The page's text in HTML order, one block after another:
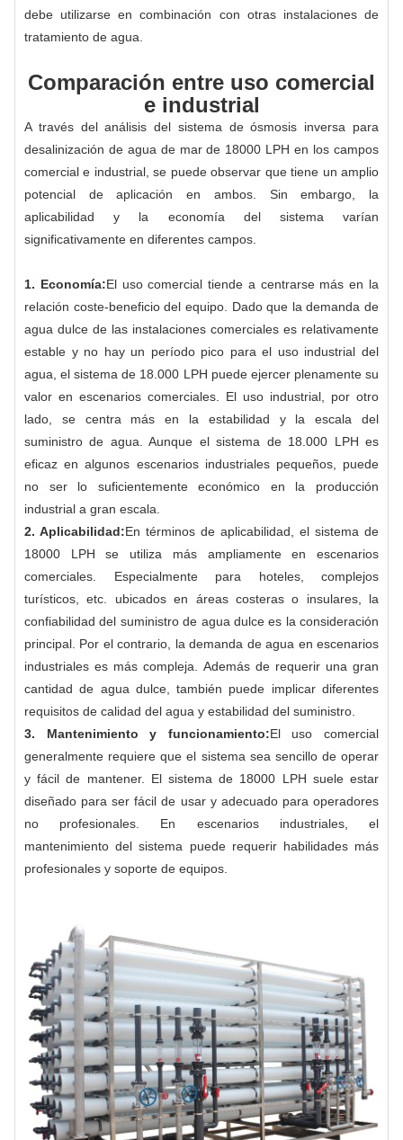
debe utilizarse en combinación con otras instalaciones de
tratamiento de agua.
Comparación entre uso comercial
e industrial
A través del análisis del sistema de ósmosis inversa para
desalinización de agua de mar de 18000 LPH en los campos
comercial e industrial, se puede observar que tiene un amplio
potencial de aplicación en ambos. Sin embargo, la
aplicabilidad y la economía del sistema varían
significativamente en diferentes campos.
1. Economía:El uso comercial tiende a centrarse más en la
relación coste-beneficio del equipo. Dado que la demanda de
agua dulce de las instalaciones comerciales es relativamente
estable y no hay un período pico para el uso industrial del
agua, el sistema de 18.000 LPH puede ejercer plenamente su
valor en escenarios comerciales. El uso industrial, por otro
lado, se centra más en la estabilidad y la escala del
suministro de agua. Aunque el sistema de 18.000 LPH es
eficaz en algunos escenarios industriales pequeños, puede
no ser lo suficientemente económico en la producción
industrial a gran escala.
2. Aplicabilidad:En términos de aplicabilidad, el sistema de
18000 LPH se utiliza más ampliamente en escenarios
comerciales. Especialmente para hoteles, complejos
turísticos, etc. ubicados en áreas costeras o insulares, la
confiabilidad del suministro de agua dulce es la consideración
principal. Por el contrario, la demanda de agua en escenarios
industriales es más compleja. Además de requerir una gran
cantidad de agua dulce, también puede implicar diferentes
requisitos de calidad del agua y estabilidad del suministro.
3. Mantenimiento y funcionamiento:El uso comercial
generalmente requiere que el sistema sea sencillo de operar
y fácil de mantener. El sistema de 18000 LPH suele estar
diseñado para ser fácil de usar y adecuado para operadores
no profesionales. En escenarios industriales, el
mantenimiento del sistema puede requerir habilidades más
profesionales y soporte de equipos.